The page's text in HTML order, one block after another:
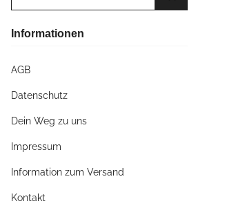
Informationen
AGB
Datenschutz
Dein Weg zu uns
Impressum
Information zum Versand
Kontakt